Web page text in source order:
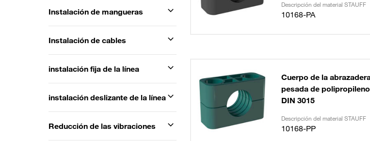
Instalación de mangueras
Instalación de cables
instalación fija de la línea
instalación deslizante de la línea
Reducción de las vibraciones
Descripción del material STAUFF
10168-PA
Cuerpo de la
pesada de
DIN 3015
Descripción del material STAUFF
10168-PP